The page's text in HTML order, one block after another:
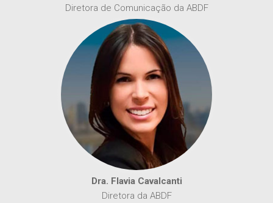
Diretora de Comunicação da ABDF
Dra. Flavia Cavalcanti
Diretora da ABDF